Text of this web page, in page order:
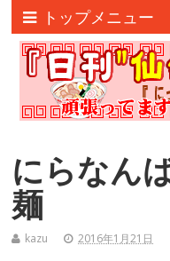
トップメニュー
にらなん
麺
kazu 2016年1月21日